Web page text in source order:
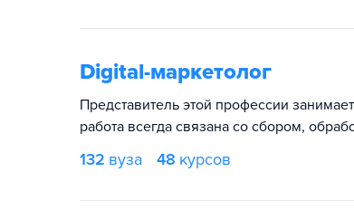
Digital-маркетолог
Представитель этой профессии
работа всегда связана со сбором,
132 вуза 48 курсов